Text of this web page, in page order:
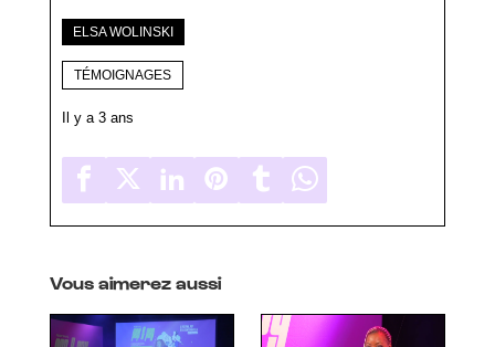
ELSA WOLINSKI
TÉMOIGNAGES
Il y a 3 ans
Vous aimerez aussi